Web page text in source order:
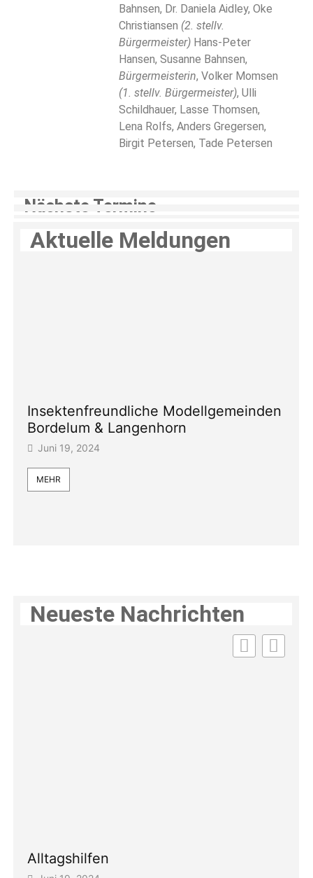
Bahnsen, Dr. Daniela Aidley, Oke
Christiansen (2. stellv.
Bürgermeister) Hans-Peter
Hansen, Susanne Bahnsen,
Bürgermeisterin, Volker Momsen
(1. stellv. Bürgermeister), Ulli
Schildhauer, Lasse Thomsen,
Lena Rolfs, Anders Gregersen,
Birgit Petersen, Tade Petersen
Nächste Termine
Aktuelle Meldungen
Neueste Nachrichten
Insektenfreundliche Modellgemeinden
Bordelum & Langenhorn
Juni 19, 2024
MEHR
Alltagshilfen